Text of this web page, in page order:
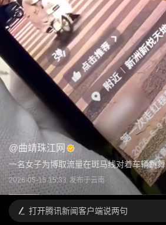
@曲靖珠江网
一名女子为博取流量在斑马线对着车辆跳舞
2026-05-15 15:33 发布于云南
打开腾讯新闻客户端说两句